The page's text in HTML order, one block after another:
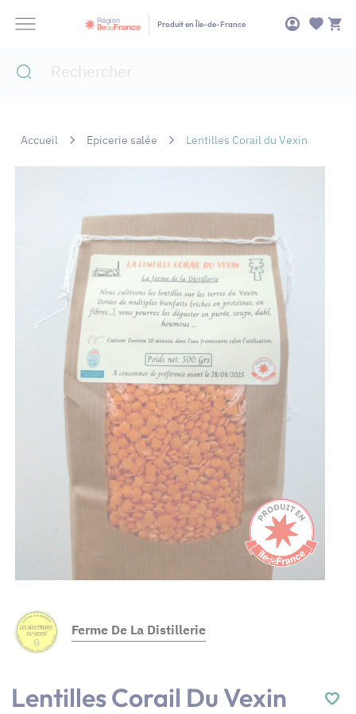
Produit en Île-de-France
Accueil Epicerie salée Lentilles Corail du Vexin
Ferme De La Distillerie
Lentilles Corail Du Vexin